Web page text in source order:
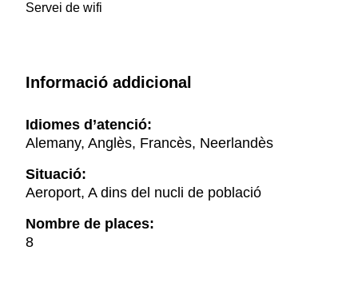
Servei de wifi
Informació addicional
Idiomes d’atenció:
Alemany, Anglès, Francès, Neerlandès
Situació:
Aeroport, A dins del nucli de població
Nombre de places:
8